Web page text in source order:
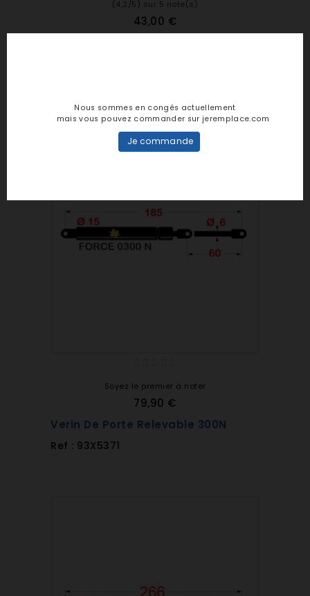
(4,2/5) sur 5 note(s)
43,00 €
Soyez le premier à noter
79,90 €
Verin De Porte Relevable 300N
Ref : 93X5371
Nous sommes en congés actuellement
mais vous pouvez commander sur jeremplace.com
Je commande